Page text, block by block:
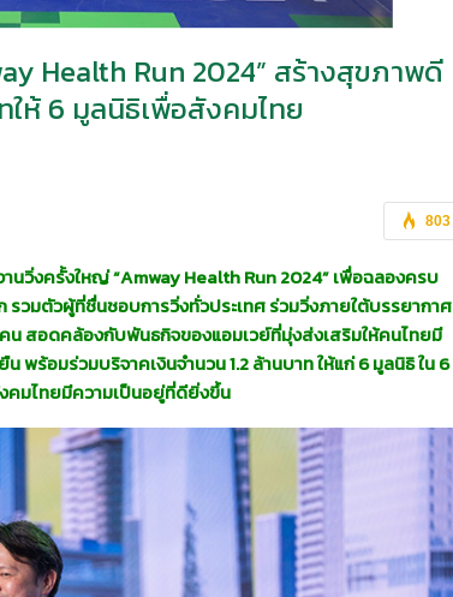
Health Run 2024” สร้างสุขภาพดี
ให้ 6 มูลนิธิเพื่อสังคมไทย
803
านวิ่งครั้งใหญ่ “Amway Health Run 2024” เพื่อฉลองครบ
วมตัวผู้ที่ชื่นชอบการวิ่งทั่วประเทศ ร่วมวิ่งภายใต้บรรยากาศ
สอดคล้องกับพันธกิจของแอมเวย์ที่มุ่งส่งเสริมให้คนไทยมี
ร้อมร่วมบริจาคเงินจำนวน 1.2 ล้านบาท ให้แก่ 6 มูลนิธิ ใน 6
มไทยมีความเป็นอยู่ที่ดียิ่งขึ้น